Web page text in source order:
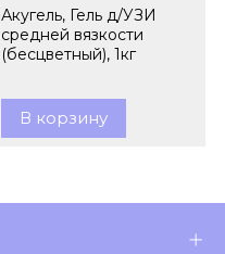
Акугель, Гель д/УЗИ
средней вязкости
(бесцветный), 1кг
В корзину